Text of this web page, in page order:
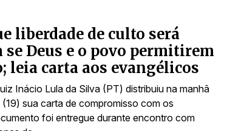
liberdade de culto será
se Deus e o povo permitirem
leia carta aos evangélicos
Inácio Lula da Silva (PT) distribuiu na manhã
sua carta de compromisso com os
foi entregue durante encontro com